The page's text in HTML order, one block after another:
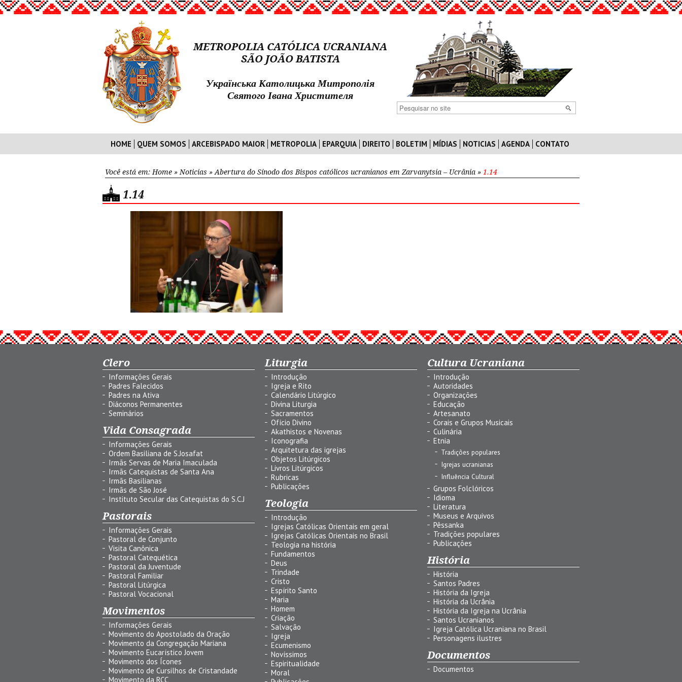
METROPOLIA CATÓLICA UCRANIANA
SÃO JOÃO BATISTA
Українська Католицька Митрополія
Святого Івана Христителя
HOME QUEM SOMOS ARCEBISPADO MAIOR METROPOLIA EPARQUIA DIREITO BOLETIM MÍDIAS NOTICIAS AGENDA CONTATO
Você está em: Home » Noticias » Abertura do Sínodo dos Bispos católicos ucranianos em Zarvanytsia – Ucrânia » 1.14
1.14
Clero
Informações Gerais
Padres Falecidos
Padres na Ativa
Diáconos Permanentes
Seminários
Vida Consagrada
Informações Gerais
Ordem Basiliana de S.Josafat
Irmãs Servas de Maria Imaculada
Irmãs Catequistas de Santa Ana
Irmãs Basilianas
Irmãs de São José
Instituto Secular das Catequistas do S.C.J
Pastorais
Informações Gerais
Pastoral de Conjunto
Visita Canônica
Pastoral Catequética
Pastoral da Juventude
Pastoral Familiar
Pastoral Litúrgica
Pastoral Vocacional
Movimentos
Informações Gerais
Movimento do Apostolado da Oração
Movimento da Congregação Mariana
Movimento Eucarístico Jovem
Movimento dos Ícones
Movimento de Cursilhos de Cristandade
Movimento da RCC
Liturgia
Introdução
Igreja e Rito
Calendário Litúrgico
Divina Liturgia
Sacramentos
Ofício Divino
Akathistos e Novenas
Iconografia
Arquitetura das igrejas
Objetos Litúrgicos
Livros Litúrgicos
Rubricas
Publicações
Teologia
Introdução
Igrejas Católicas Orientais em geral
Igrejas Católicas Orientais no Brasil
Teologia na história
Fundamentos
Deus
Trindade
Cristo
Espírito Santo
Maria
Homem
Criação
Salvação
Igreja
Ecumenismo
Novíssimos
Espiritualidade
Moral
Cultura Ucraniana
Introdução
Autoridades
Organizações
Educação
Artesanato
Corais e Grupos Musicais
Culinária
Etnia
Tradições populares
Igrejas ucranianas
Influência Cultural
Grupos Folclóricos
Idioma
Literatura
Museus e Arquivos
Pêssanka
Tradições populares
Publicações
História
História
Santos Padres
História da Igreja
História da Ucrânia
História da Igreja na Ucrânia
Santos Ucranianos
Igreja Católica Ucraniana no Brasil
Personagens ilustres
Documentos
Documentos